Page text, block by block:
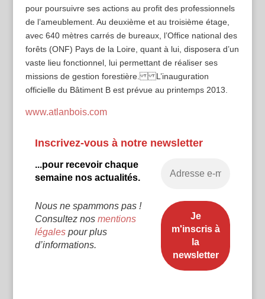
pour poursuivre ses actions au profit des professionnels
de l’ameublement. Au deuxième et au troisième étage,
avec 640 mètres carrés de bureaux, l’Office national des
forêts (ONF) Pays de la Loire, quant à lui, disposera d’un
vaste lieu fonctionnel, lui permettant de réaliser ses
missions de gestion forestière. L’inauguration
officielle du Bâtiment B est prévue au printemps 2013.
www.atlanbois.com
Inscrivez-vous à notre newsletter
...pour recevoir chaque
semaine nos actualités.
Nous ne spammons pas !
Consultez nos mentions
légalespour plus
d’informations.